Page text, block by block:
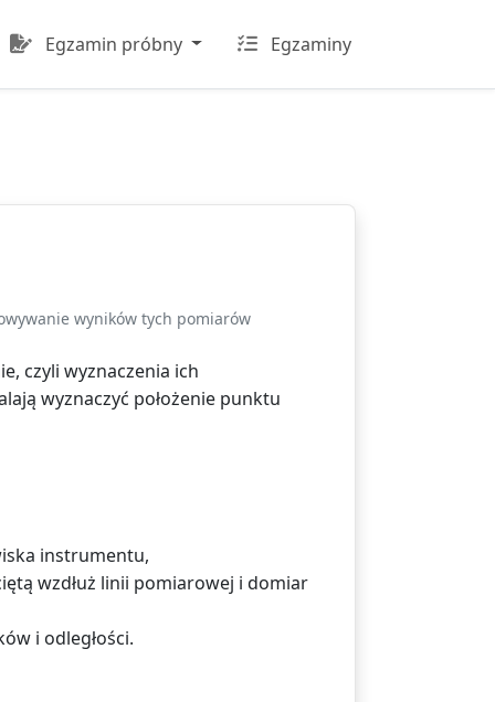
Egzamin próbny Egzaminy
wyników tych pomiarów
czyli wyznaczenia ich
wyznaczyć położenie punktu
instrumentu,
wzdłuż linii pomiarowej i domiar
i odległości.